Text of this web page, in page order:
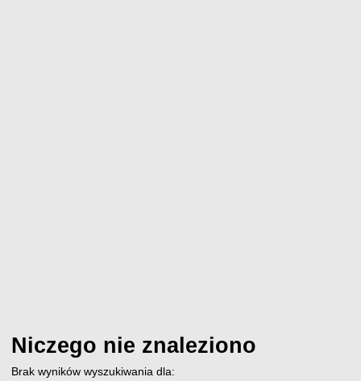
Niczego nie znaleziono
Brak wyników wyszukiwania dla: